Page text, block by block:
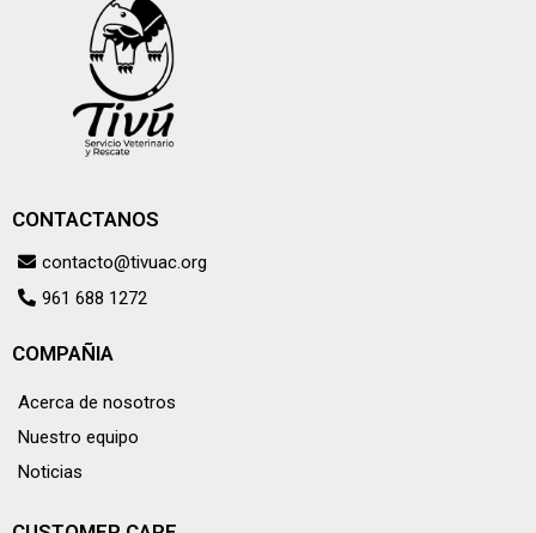
CONTACTANOS
contacto@tivuac.org
961 688 1272
COMPAÑIA
Acerca de nosotros
Nuestro equipo
Noticias